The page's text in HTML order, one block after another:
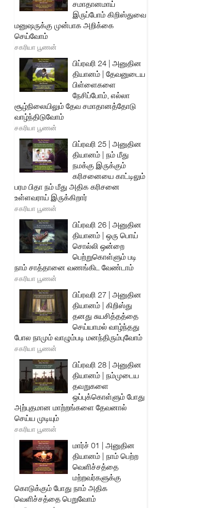
சமாதானமாய்
இருப்போம் கிறிஸ்துவை
மனுஷருக்கு முன்பாக அறிக்கை
செய்வோம்
சகரியா பூணன்
பிப்ரவரி 24 | அனுதின
தியானம் | தேவனுடைய
பிள்ளைகளை
நேசிப்போம், எல்லா
சூழ்நிலையிலும் தேவ சமாதானத்தோடு
வாழ்ந்திடுவோம்
சகரியா பூணன்
பிப்ரவரி 25 | அனுதின
தியானம் | நம் மீது
நமக்கு இருக்கும்
கரிசனையை காட்டிலும்
பரம பிதா நம் மீது அதிக கரிசனை
உள்ளவராய் இருக்கிறார்
சகரியா பூணன்
பிப்ரவரி 26 | அனுதின
தியானம் | ஒரு பொய்
சொல்லி ஒன்றை
பெற்றுகொள்ளும் படி
நாம் சாத்தானை வணங்கிட வேண்டாம்
சகரியா பூணன்
பிப்ரவரி 27 | அனுதின
தியானம் | கிறிஸ்து
தனது சுயசித்தத்தை
செய்யாமல் வாழ்ந்தது
போல நாமும் வாழும்படி மனந்திரும்புவோம்
சகரியா பூணன்
பிப்ரவரி 28 | அனுதின
தியானம் | நம்முடைய
தவறுகளை
ஒப்புக்கொள்ளும் போது
அற்புதமான மாற்றங்களை தேவனால்
செய்ய முடியும்
சகரியா பூணன்
மார்ச் 01 | அனுதின
தியானம் | நாம் பெற்ற
வெளிச்சத்தை
மற்றவர்களுக்கு
கொடுக்கும் போது நாம் அதிக
வெளிச்சத்தை பெறுவோம்